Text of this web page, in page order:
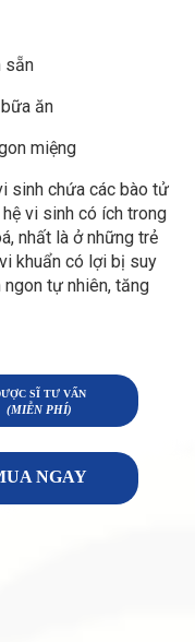
sẵn
ăn
miệng
sinh chứa các bào tử
vi sinh có ích trong
nhất là ở những trẻ
khuẩn có lợi bị suy
tự nhiên, tăng
SĨ TƯ VẤN
(MIỄN PHÍ)
NGAY